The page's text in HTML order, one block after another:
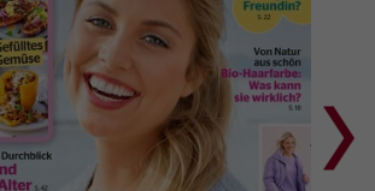
Google auf Websites mit hohem
Datenaufkommen aufgezeichnete
Datenmenge begrenzt wird.